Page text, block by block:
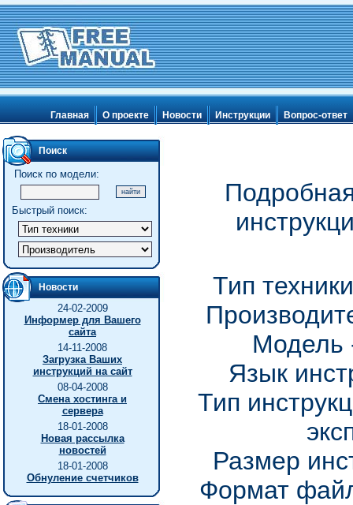
Главная О проекте Новости Инструкции Вопрос-ответ
Поиск
Поиск по модели:
Быстрый поиск:
Новости
24-02-2009
Информер для Вашего
сайта
14-11-2008
Загрузка Ваших
инструкций на сайт
08-04-2008
Смена хостинга и
сервера
18-01-2008
Новая рассылка
новостей
18-01-2008
Обнуление счетчиков
Тип
Модель
Язык
Тип
Размер
Формат